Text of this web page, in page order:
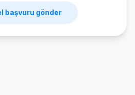
başvuru gönder